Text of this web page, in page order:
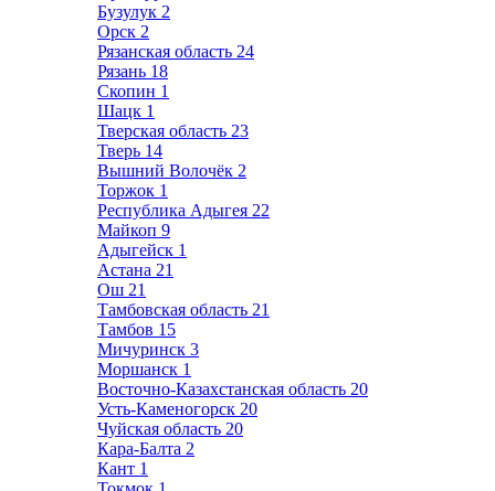
Бузулук 2
Орск 2
Рязанская область 24
Рязань 18
Скопин 1
Шацк 1
Тверская область 23
Тверь 14
Вышний Волочёк 2
Торжок 1
Республика Адыгея 22
Майкоп 9
Адыгейск 1
Астана 21
Ош 21
Тамбовская область 21
Тамбов 15
Мичуринск 3
Моршанск 1
Восточно-Казахстанская область 20
Усть-Каменогорск 20
Чуйская область 20
Кара-Балта 2
Кант 1